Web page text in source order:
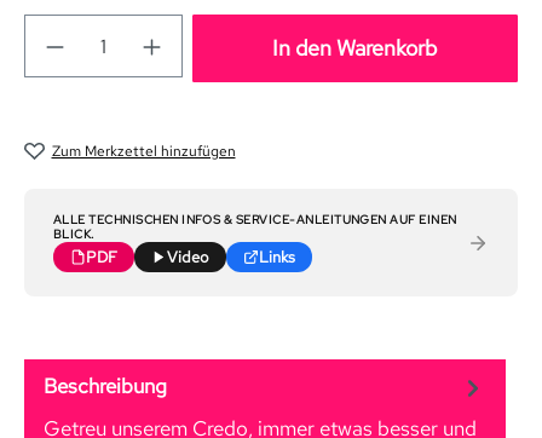
In den Warenkorb
Zum Merkzettel hinzufügen
ALLE TECHNISCHEN INFOS & SERVICE-ANLEITUNGEN AUF EINEN
BLICK.
PDF Video Links
Beschreibung
Getreu unserem Credo, immer etwas besser und